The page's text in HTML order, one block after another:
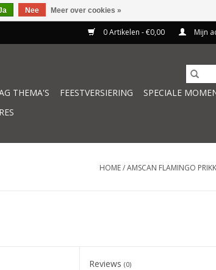
0 Artikelen - €0,00 Mijn
THEMA'S FEESTVERSIERING
SPECIALE
HOME/AMSCAN FLAMINGO
Reviews(0)
Nee Meer over cookies »